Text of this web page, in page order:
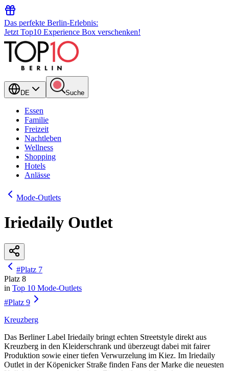
Das perfekte Berlin-Erlebnis:
Jetzt Top10 Experience Box verschenken!
DE Suche
Essen
Familie
Freizeit
Nachtleben
Wellness
Shopping
Hotels
Anlässe
Mode-Outlets
Iriedaily Outlet
#Platz 7
Platz 8
in Top 10 Mode-Outlets
#Platz 9
Kreuzberg
Das Berliner Label Iriedaily bringt echten Streetstyle direkt aus
Kreuzberg in den Kleiderschrank und überzeugt dabei mit fairer
Produktion sowie einer tiefen Verwurzelung im Kiez. Im Iriedaily
Outlet in der Köpenicker Straße finden Fans der Marke die neuesten